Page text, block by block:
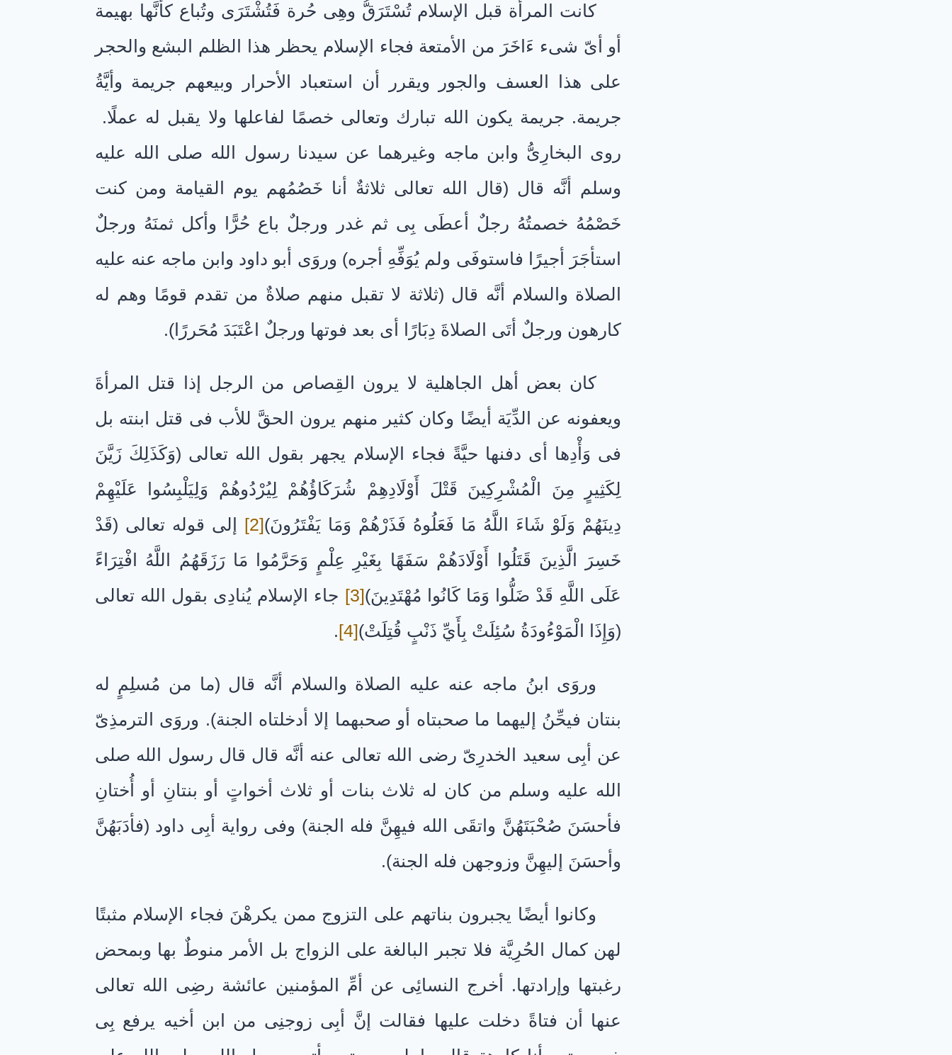
كانت المرأة قبل الإسلام تُسْتَرَقُّ وهِى حُرة فَتُشْتَرَى وتُباع كأنَّها بهيمة
أو أىّ شىء ءَاخَرَ من الأمتعة فجاء الإسلام يحظر هذا الظلم البشع والحجر
على هذا العسف والجور ويقرر أن استعباد الأحرار وبيعهم جريمة وأيَّةُ
جريمة. جريمة يكون الله تبارك وتعالى خصمًا لفاعلها ولا يقبل له عملًا.
روى البخارِىُّ وابن ماجه وغيرهما عن سيدنا رسول الله صلى الله عليه
وسلم أنَّه قال (قال الله تعالى ثلاثةٌ أنا خَصُمُهم يوم القيامة ومن كنت
خَصْمُهُ خصمتُهُ رجلٌ أعطَى بِى ثم غدر ورجلٌ باع حُرًّا وأكل ثمنَهُ ورجلٌ
استأجَرَ أجيرًا فاستوفَى ولم يُوَفِّهِ أجره) وروَى أبو داود وابن ماجه عنه عليه
الصلاة والسلام أنَّه قال (ثلاثة لا تقبل منهم صلاةٌ من تقدم قومًا وهم له
كارهون ورجلٌ أتَى الصلاةَ دِبَارًا أى بعد فوتها ورجلٌ اعْتَبَدَ مُحَررًا).
كان بعض أهل الجاهلية لا يرون القِصاص من الرجل إذا قتل المرأةَ
ويعفونه عن الدِّيَة أيضًا وكان كثير منهم يرون الحقَّ للأب فى قتل ابنته بل
فى وَأْدِها أى دفنها حيَّةً فجاء الإسلام يجهر بقول الله تعالى (وَكَذَلِكَ زَيَّنَ
لِكَثِيرٍ مِنَ الْمُشْرِكِينَ قَتْلَ أَوْلَادِهِمْ شُرَكَاؤُهُمْ لِيُرْدُوهُمْ وَلِيَلْبِسُوا عَلَيْهِمْ
دِينَهُمْ وَلَوْ شَاءَ اللَّهُ مَا فَعَلُوهُ فَذَرْهُمْ وَمَا يَفْتَرُونَ)[2]
إلى قوله تعالى (قَدْ
خَسِرَ الَّذِينَ قَتَلُوا أَوْلَادَهُمْ سَفَهًا بِغَيْرِ عِلْمٍ وَحَرَّمُوا مَا رَزَقَهُمُ اللَّهُ افْتِرَاءً
عَلَى اللَّهِ قَدْ ضَلُّوا وَمَا كَانُوا مُهْتَدِينَ)[3]
جاء الإسلام يُنادِى بقول الله تعالى
(وَإِذَا الْمَوْءُودَةُ سُئِلَتْ بِأَيِّ ذَنْبٍ قُتِلَتْ)[4]
.
وروَى ابنُ ماجه عنه عليه الصلاة والسلام أنَّه قال (ما من مُسلِمٍ له
بنتان فيحِّنُ إليهما ما صحبتاه أو صحبهما إلا أدخلتاه الجنة). وروَى الترمذِىّ
عن أبِى سعيد الخدرِىّ رضى الله تعالى عنه أنَّه قال قال رسول الله صلى
الله عليه وسلم من كان له ثلاث بنات أو ثلاث أخواتٍ أو بنتانِ أو أُختانِ
فأحسَنَ صُحْبَتَهُنَّ واتقَى الله فيهِنَّ فله الجنة) وفى رواية أبِى داود (فأدَبَهُنَّ
وأحسَنَ إليهِنَّ وزوجهن فله الجنة).
وكانوا أيضًا يجبرون بناتهم على التزوج ممن يكرهْنَ فجاء الإسلام مثبتًا
لهن كمال الحُرِيَّة فلا تجبر البالغة على الزواج بل الأمر منوطٌ بها وبمحض
رغبتها وإرادتها. أخرج النسائِى عن أمِّ المؤمنين عائشة رضِى الله تعالى
عنها أن فتاةً دخلت عليها فقالت إنَّ أبِى زوجنِى من ابن أخيه يرفع بِى